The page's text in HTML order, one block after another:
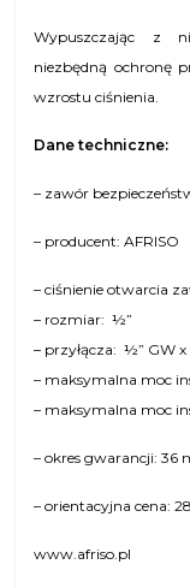
Wypuszczając z
niezbędną ochronę
wzrostu ciśnienia.
Dane techniczne:
– zawór
– producent: AFRISO
– ciśnienie otwarcia
– rozmiar: ½”
– przyłącza: ½” GW
– maksymalna moc
– maksymalna moc
– okres gwarancji: 36
– orientacyjna cena:
www.afriso.pl